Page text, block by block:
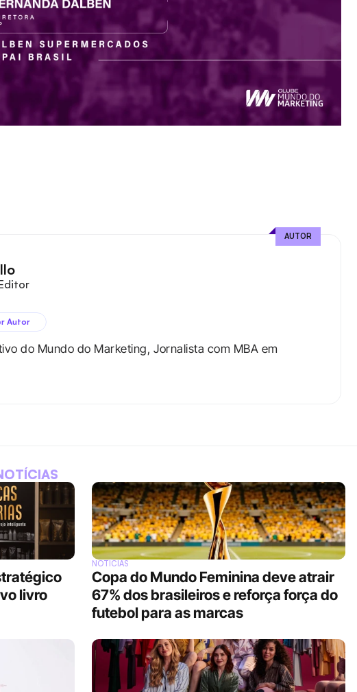
Autor
do Mundo do Marketing, Jornalista com MBA em
AUTOR
livro
NOTÍCIAS
Copa do Mundo Feminina deve atrair
67% dos brasileiros e reforça força do
futebol para as marcas